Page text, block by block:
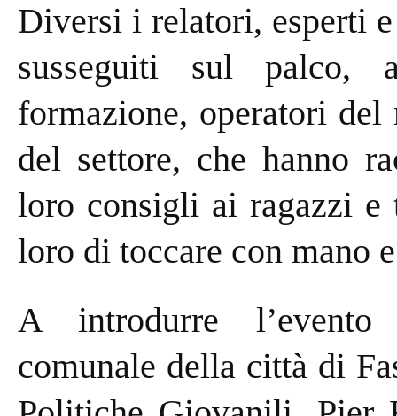
Diversi i relatori, esperti
susseguiti sul palco,
formazione, operatori
del settore, che hanno
loro consigli ai ragazzi e
loro di toccare con mano
A introdurre
comunale della città di